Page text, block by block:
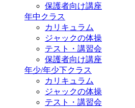
保護者向け講座
年中クラス
カリキュラム
ジャックの体操
テスト・講習会
保護者向け講座
年少/年少下クラス
カリキュラム
ジャックの体操
テスト・講習会